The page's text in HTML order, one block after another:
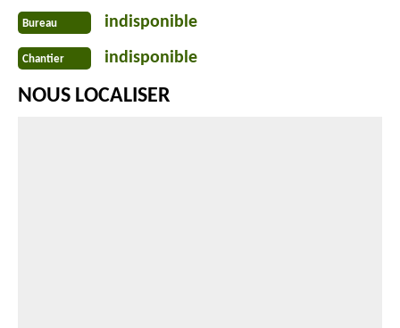
Bureau indisponible
Chantier indisponible
NOUS LOCALISER